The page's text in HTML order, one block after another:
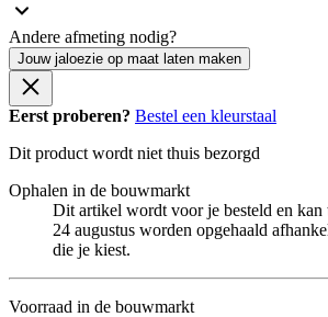
Andere afmeting nodig?
Jouw jaloezie op maat laten maken
Eerst proberen? Bestel een kleurstaal
Dit product wordt niet thuis bezorgd
Ophalen in de bouwmarkt
Dit artikel wordt voor je besteld en kan
24 augustus worden opgehaald
die je kiest.
Voorraad in de bouwmarkt